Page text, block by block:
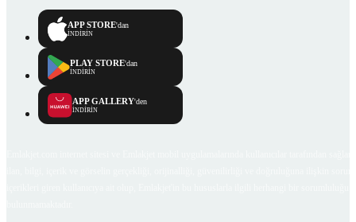
APP STORE'dan
İNDİRİN
PLAY STORE'dan
İNDİRİN
APP GALLERY'den
İNDİRİN